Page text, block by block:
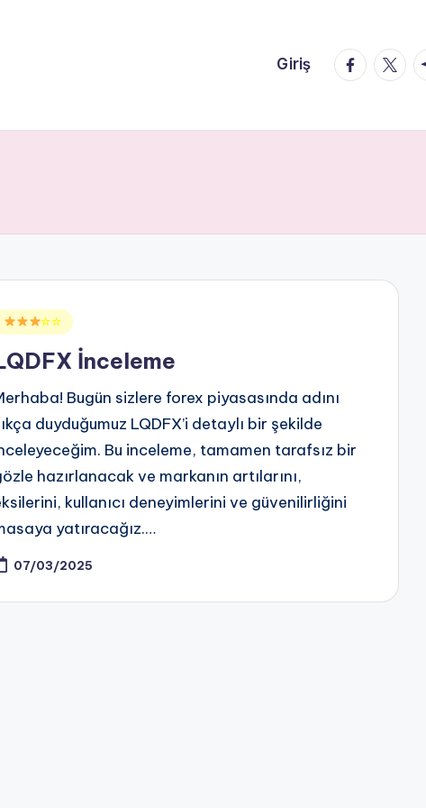
Giriş
☆☆
İnceleme
Bugün sizlere forex piyasasında adını
duyduğumuz LQDFX’i detaylı bir şekilde
Bu inceleme, tamamen tarafsız bir
hazırlanacak ve markanın artılarını,
kullanıcı deneyimlerini ve güvenilirliğini
yatıracağız.…
07/03/2025